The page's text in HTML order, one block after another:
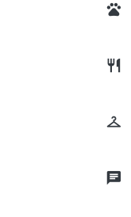
pets
restaurant
checkroom
chat